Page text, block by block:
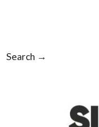
Search →